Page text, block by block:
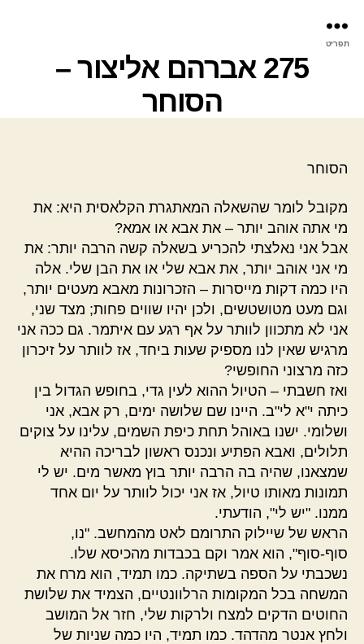
תפריט
275 אברהם אליצור –
הסוחר
הסוחר
מקובל לומר שהשאלה המאתגרת הקלאסית היא: את
מי אתה אוהב יותר – את אבא או אמא?
אבל אני נאלצתי להכריע בשאלה קשה הרבה יותר: את
מי אני אוהב יותר, את אבא שלי או את הבן שלי. אלה
היו כמה דקות מייסרות – הזכרונות מאבא מעטים יותר,
וגם מעט מטושטשים, ולכן יהיו שווים פחות; מצד שני,
אני לא מתכוון לוותר על אף רגע עם איתמר. גם ככה אני
מרגיש שאין לנו מספיק שעות ביחד, אז לוותר על זיכרון
כזה מרצוני החופשי?
ואז חשבתי – הטיול ההוא לעין גדי, בחופש הגדול בין
כיתה י"א לי"ב. היינו שם שלושה ימים, רק אבא, אני
ושלומי. ישנו באוהל תחת כיפת השמים, עלינו על צוקים
תלולים, ואבא הפתיע ונכנס ראשון לבריכה ההיא
שמצאנו, שהיה בה הרבה יותר בוץ מאשר מים. יש לי
תמונות מאותו טיול, אז אני יכול לוותר על יום אחד
ממנו. "יש לי", הודעתי.
הראש של שיילוק התרומם לאט מהמחשב. "נו,
סוף-סוף", הוא אמר וקם בכבדות מהכיסא שלו.
נשכבתי על הספה בשתיקה. כמו תמיד, הוא מרח את
המשחה בכל המקומות הרלוונטיים, הצמיד את שלושת
החוטים הדקים למצח ולרקות שלי, חזר אל המושב
ולחץ אנטר מהדהד. כמו תמיד, היו כמה שניות של